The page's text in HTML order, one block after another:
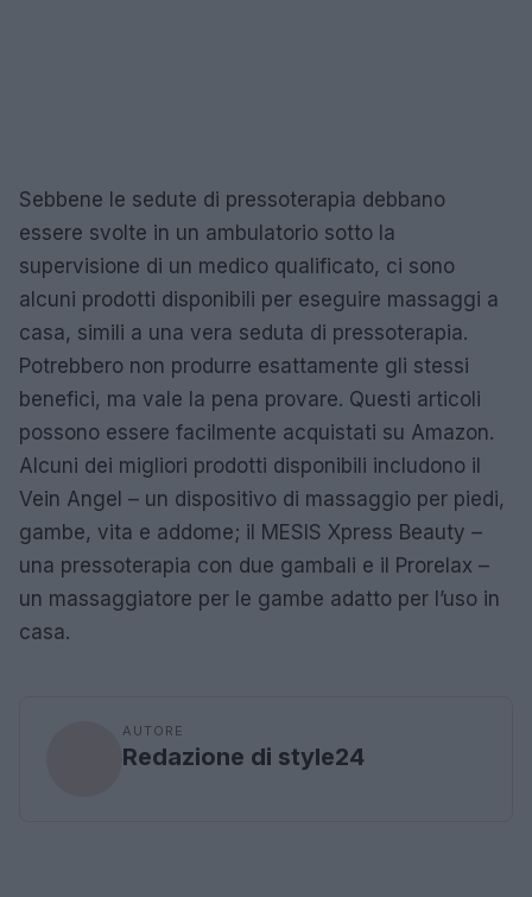
Sebbene le sedute di pressoterapia debbano
essere svolte in un ambulatorio sotto la
supervisione di un medico qualificato, ci sono
alcuni prodotti disponibili per eseguire massaggi a
casa, simili a una vera seduta di pressoterapia.
Potrebbero non produrre esattamente gli stessi
benefici, ma vale la pena provare. Questi articoli
possono essere facilmente acquistati su Amazon.
Alcuni dei migliori prodotti disponibili includono il
Vein Angel – un dispositivo di massaggio per piedi,
gambe, vita e addome; il MESIS Xpress Beauty –
una pressoterapia con due gambali e il Prorelax –
un massaggiatore per le gambe adatto per l’uso in
casa.
AUTORE
Redazione di style24